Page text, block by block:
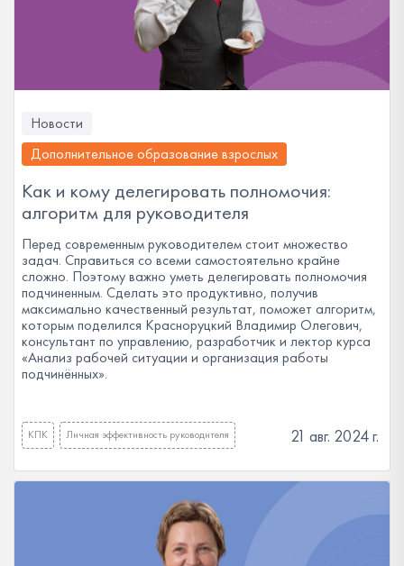
Новости
Дополнительное образование взрослых
Как и кому делегировать полномочия:
алгоритм для руководителя
Перед современным руководителем стоит множество
задач. Справиться со всеми самостоятельно крайне
сложно. Поэтому важно уметь делегировать полномочия
подчиненным. Сделать это продуктивно, получив
максимально качественный результат, поможет алгоритм,
которым поделился Красноруцкий Владимир Олегович,
консультант по управлению, разработчик и лектор курса
«Анализ рабочей ситуации и организация работы
подчинённых».
КПК Личная эффективность руководителя 21 авг. 2024 г.